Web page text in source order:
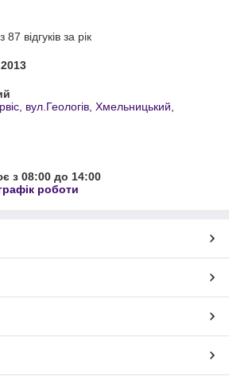
відгуків за рік
вул.Геологів, Хмельницький,
з 08:00 до 14:00
роботи